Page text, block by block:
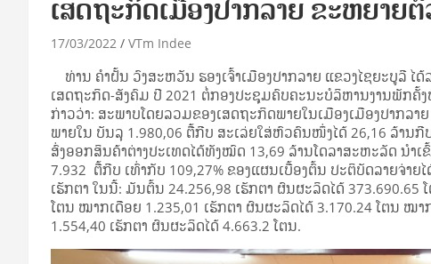
ເສດຖະກິດເມືອງປາກລາຍ ຂະຫຍາຍຕົ
17/03/2022 VTm Indee
ທ່ານ ຄໍາຝັ້ນ ວົງສະຫວັນ ຮອງເຈົ້າເມືອງປາກລາຍ ແຂວງໄຊຍະບູລີ ໄ
ເສດຖະກິດ-ສັງຄົມ ປີ 2021 ຕໍ່ກອງປະຊຸມຄົບຄະນະບໍລິຫານງານພັກຄັ້
ກ່າວວ່າ: ສະພາບໂດຍລວມຂອງເສດຖະກິດພາຍໃນເມືອງເມືອງປາກລ
ພາຍໃນ ບັນລຸ 1.980,06 ຕື້ກີບ ສະເລ່ຍໃສ່ຫົວຄົນໜຶ່ງໄດ້ 26,16 ລ້ານ
ສົ່ງອອກສິນຄ້າຕ່າງປະເທດໄດ້ທັງໝົດ 13,69 ລ້ານໂດລາສະຫະລັດ ນໍາ
7.932 ຕື້ກີບ ເທົ່າກັບ 109,27% ຂອງແຜນເບື້ອງຕົ້ນ ປະຕິບັດລາຍຈ່າ
ເຮັກຕາ ໃນນີ້: ມັນຕົ້ນ 24.256,98 ເຮັກຕາ ຜົນຜະລິດໄດ້ 373.690.65
ໂຕນ ໝາກເດືອຍ 1.235,01 ເຮັກຕາ ຜົນຜະລິດໄດ້ 3.170.24 ໂຕນ ໝາ
1.554,40 ເຮັກຕາ ຜົນຜະລິດໄດ້ 4.663.2 ໂຕນ.